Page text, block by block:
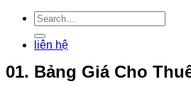
liên hệ
01. Bảng Giá Cho